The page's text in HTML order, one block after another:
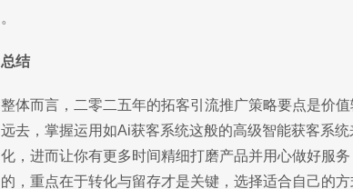
。
总结
整体而言，二零二五年的拓客引流推广策略要点是价
远去，掌握运用如Ai获客系统这般的高级智能获客系
化，进而让你有更多时间精细打磨产品并用心做好服
的，重点在于转化与留存才是关键，选择适合自己的